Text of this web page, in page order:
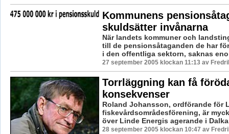
Kommunens
skuldsätter invånarna
När landets kommuner och
till de pensionsåtaganden de har
i den offentliga sektorn, saknas
27 september 2005 klockan 11:13 av
Torrläggning kan få
konsekvenser
Roland Johansson, ordförande för
fiskevårdsområdesförening, är
över Linde Energis agerande i
28 september 2005 klockan 10:47 av